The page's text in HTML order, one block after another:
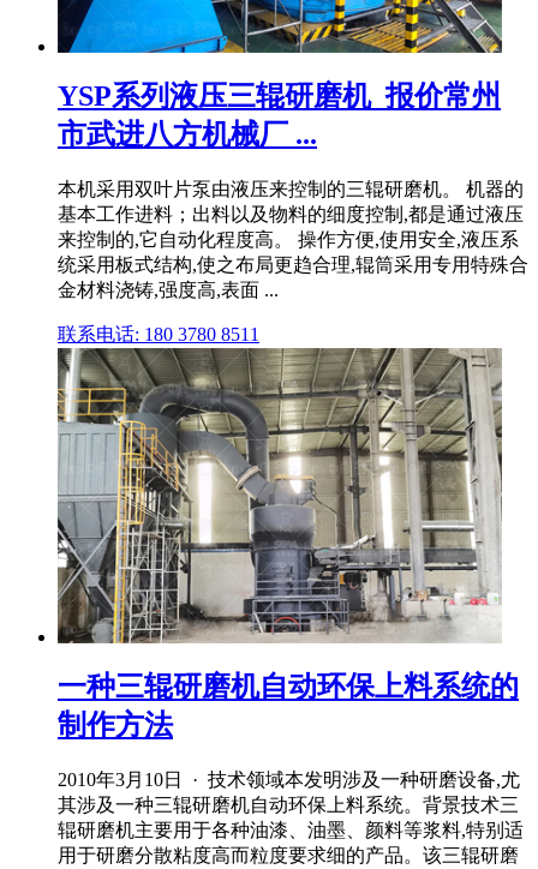
YSP系列液压三辊研磨机_报价常州
市武进八方机械厂 ...
本机采用双叶片泵由液压来控制的三辊研磨机。 机器的
基本工作进料；出料以及物料的细度控制,都是通过液压
来控制的,它自动化程度高。 操作方便,使用安全,液压系
统采用板式结构,使之布局更趋合理,辊筒采用专用特殊合
金材料浇铸,强度高,表面 ...
联系电话: 180 3780 8511
一种三辊研磨机自动环保上料系统的
制作方法
2010年3月10日 · 技术领域本发明涉及一种研磨设备,尤
其涉及一种三辊研磨机自动环保上料系统。背景技术三
辊研磨机主要用于各种油漆、油墨、颜料等浆料,特别适
用于研磨分散粘度高而粒度要求细的产品。该三辊研磨